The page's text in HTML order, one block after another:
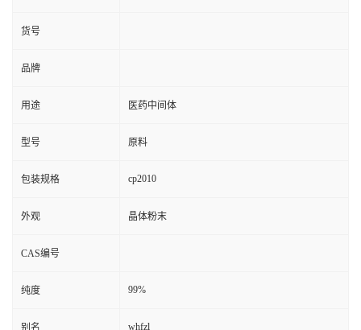
货号
品牌
用途 医药中间体
型号 原料
包装规格 cp2010
外观 晶体粉末
CAS编号
纯度 99%
whfzl